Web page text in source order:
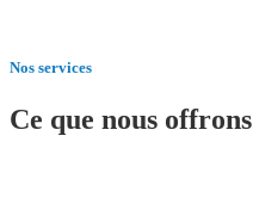
Nos services
Ce que nous offrons